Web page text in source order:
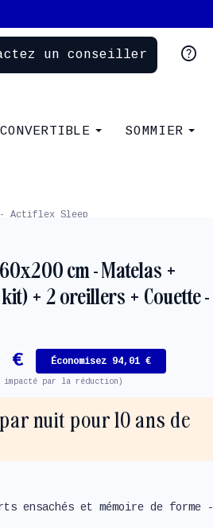
un conseiller help
SOMMIER
Actiflex Sleep
cm - Matelas +
+ 2 oreillers + Couette -
€ Économisez 94,01 €
impacté par la réduction)
nuit pour 10 ans de
ensachés et mémoire de forme -